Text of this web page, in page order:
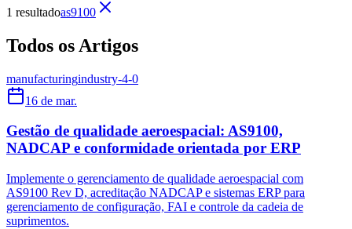
1 resultadoas9100
Todos os Artigos
manufacturingindustry-4-0
16 de mar.
Gestão de qualidade aeroespacial: AS9100,
NADCAP e conformidade orientada por ERP
Implemente o gerenciamento de qualidade aeroespacial com
AS9100 Rev D, acreditação NADCAP e sistemas ERP para
gerenciamento de configuração, FAI e controle da cadeia de
suprimentos.